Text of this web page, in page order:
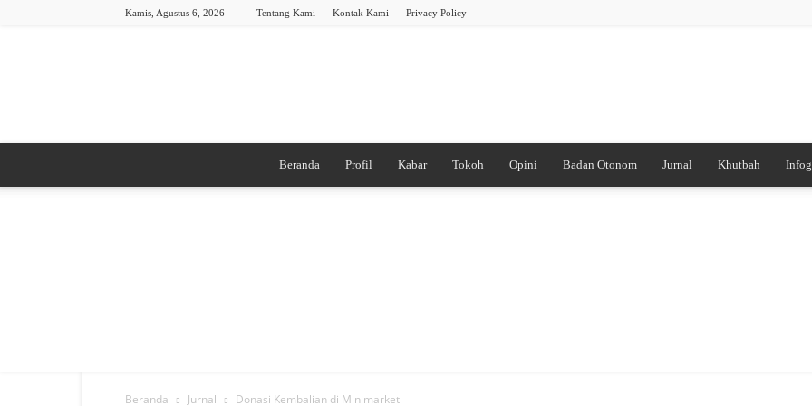
Kamis, Agustus 6, 2026 Tentang Kami Kontak Kami Privacy Policy
Beranda Profil Kabar Tokoh Opini Badan Otonom Jurnal Khutbah
Beranda Jurnal Donasi Kembalian di Minimarket